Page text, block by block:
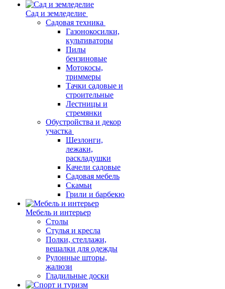
Сад и земледелие
Садовая техника
Газонокосилки,
культиваторы
Пилы
бензиновые
Мотокосы,
триммеры
Тачки садовые и
строительные
Лестницы и
стремянки
Обустройства и декор
участка
Шезлонги,
лежаки,
раскладушки
Качели садовые
Садовая мебель
Скамьи
Грили и барбекю
Мебель и интерьер
Столы
Стулья и кресла
Полки, стеллажи,
вешалки для одежды
Рулонные шторы,
жалюзи
Гладильные доски